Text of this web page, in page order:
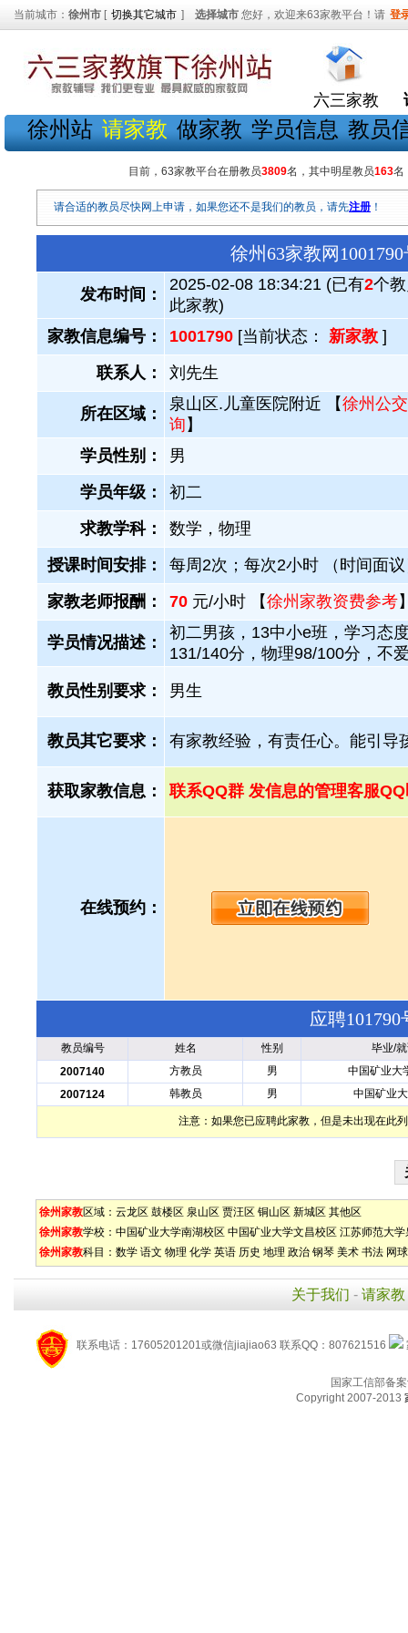
当前城市： 徐州市 [ 切换其它城市 ] 选择城市 您好，欢迎来63家教平台！请 登
六三家教
徐州站 请家教 做家教 学员信息 教员
目前，63家教平台在册教员3809名，其中明星教员163名
请合适的教员尽快网上申请，如果您还不是我们的教员，请先注册 ！
徐州63家教网
发布时间：
2025-02-08 18:34:21 (已有2个
此家教)
家教信息编号：
1001790 [当前状态： 新家教 ]
联系人：
刘先生
所在区域：
泉山区.儿童医院附近 【徐州公
询 】
学员性别：
男
学员年级：
初二
求教学科：
数学，物理
授课时间安排：
每周2次；每次2小时 （时间面
家教老师报酬：
70 元/小时 【徐州家教资费参考
学员情况描述：
初二男孩，13中小e班，学习态
131/140分，物理98/100分，不
教员性别要求： 男生
教员其它要求： 有家教经验，有责任心。能引导
获取家教信息： 联系QQ群 发信息的管理客服
在线预约：
应聘
教员编号 姓名 性别
毕业/
2007140
方教员 男
中国矿业大
2007124
韩教员 男 中国矿业
注意：如果您已应聘此家教，但是未出现在此
徐州家教区域： 云龙区 鼓楼区 泉山区 贾汪区 铜山区 新城区 其他区
徐州家教学校： 中国矿业大学南湖校区 中国矿业大学文昌校区 江苏师范大学
徐州家教科目： 数学 语文 物理 化学 英语 历史 地理 政治 钢琴 美术 书法 网球
关于我们 - 请家教
联系电话：17605201201或微信jiajiao63 联系QQ：807621516
国家工信部备
Copyright 2007-2013